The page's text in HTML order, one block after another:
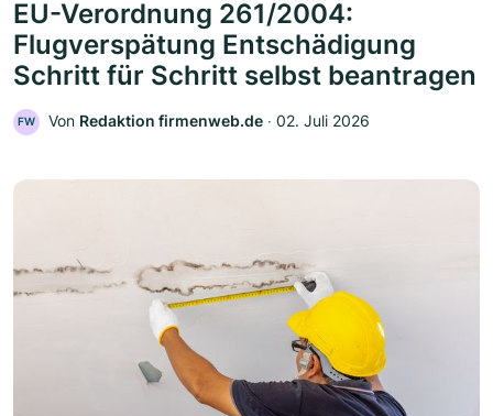
EU-Verordnung 261/2004:
Flugverspätung Entschädigung
Schritt für Schritt selbst beantragen
FW Von Redaktion firmenweb.de ‧ 02. Juli 2026